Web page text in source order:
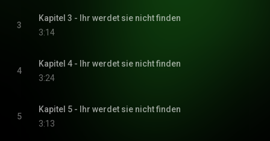
3
Kapitel 3 - Ihr werdet sie nicht finden
3:14
4
Kapitel 4 - Ihr werdet sie nicht finden
3:24
5
Kapitel 5 - Ihr werdet sie nicht finden
3:13